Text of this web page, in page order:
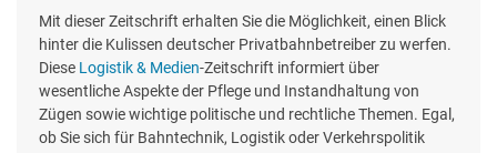
Mit dieser Zeitschrift erhalten Sie die Möglichkeit, einen Blick
hinter die Kulissen deutscher Privatbahnbetreiber zu werfen.
Diese Logistik & Medien-Zeitschrift informiert über
wesentliche Aspekte der Pflege und Instandhaltung von
Zügen sowie wichtige politische und rechtliche Themen. Egal,
ob Sie sich für Bahntechnik, Logistik oder Verkehrspolitik